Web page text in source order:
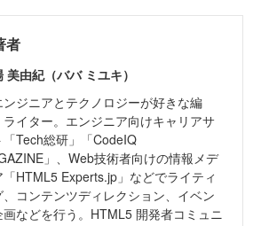
者
美由紀（ババ ミユキ）
ジニアとテクノロジーが好きな編
ライター。エンジニア向けキャリアサ
「Tech総研」「CodeIQ
」、Web技術者向けの情報メデ
「HTML5 Experts.jp」などでライティ
、コンテンツディレクション、イベン
画などを行う。HTML5 開発者コミュニ